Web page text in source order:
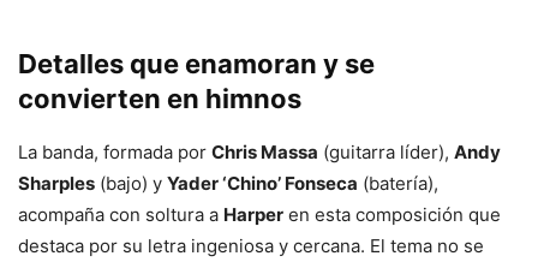
Detalles que enamoran y se
convierten en himnos
La banda, formada por Chris Massa (guitarra líder), Andy
Sharples (bajo) y Yader ‘Chino’ Fonseca (batería),
acompaña con soltura a Harper en esta composición que
destaca por su letra ingeniosa y cercana. El tema no se